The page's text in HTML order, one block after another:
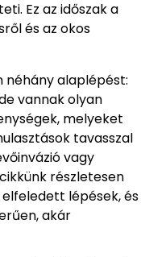
Ez az időszak a
és az okos
alaplépést:
vannak olyan
melyeket
tavasszal
vagy
részletesen
lépések, és
akár